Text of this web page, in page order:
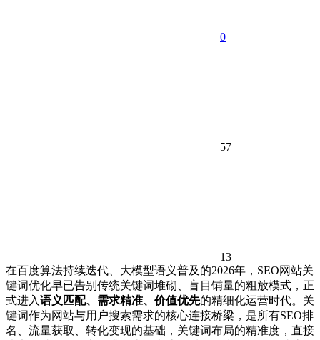
0
57
13
在百度算法持续迭代、大模型语义普及的2026年，SEO网站关
键词优化早已告别传统关键词堆砌、盲目铺量的粗放模式，正
式进入语义匹配、需求精准、价值优先的精细化运营时代。关
键词作为网站与用户搜索需求的核心连接桥梁，是所有SEO排
名、流量获取、转化变现的基础，关键词布局的精准度，直接